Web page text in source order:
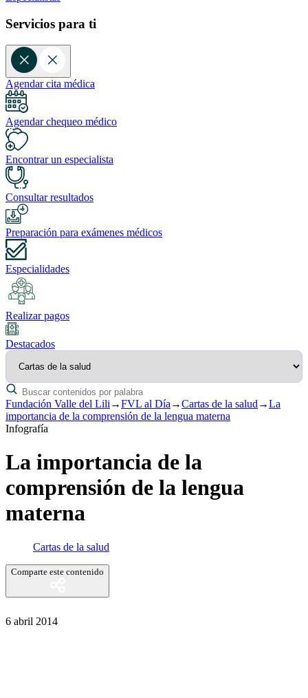
Servicios para ti
Agendar cita médica
Agendar chequeo médico
Encontrar un especialista
Consultar resultados
Preparación para exámenes médicos
Especialidades
Realizar pagos
Destacados
Fundación Valle del Lili →FVL al Día →Cartas de la salud →La
importancia de la comprensión de la lengua materna
Infografía
La importancia de la
comprensión de la lengua
materna
Cartas de la salud
Comparte este contenido
6 abril 2014